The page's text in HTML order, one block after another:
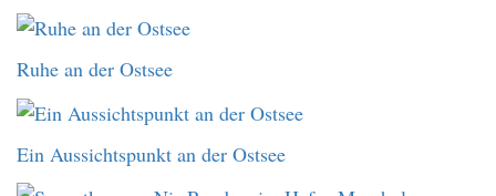
Ruhe an der Ostsee
Ein Aussichtspunkt an der Ostsee